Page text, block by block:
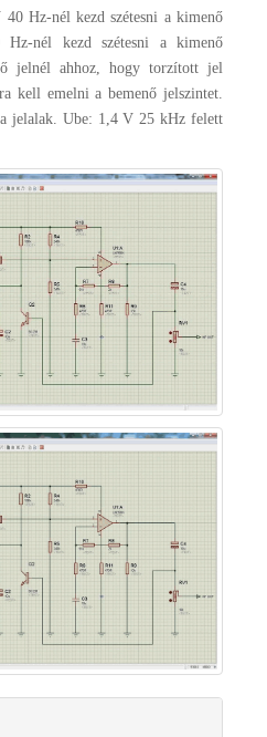
Hz-nél kezd szétesni a kimenő
nél kezd szétesni a kimenő
jelnél ahhoz, hogy torzított jel
kell emelni a bemenő jelszintet.
jelalak. Ube: 1,4 V 25 kHz felett